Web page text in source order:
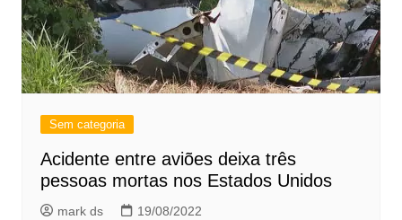
Sem categoria
Acidente entre aviões deixa três
pessoas mortas nos Estados Unidos
mark ds 19/08/2022